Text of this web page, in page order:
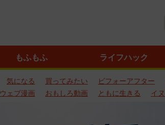
もふもふ ライフハック
気になる 買ってみたい ビフォーアフター
ウェブ漫画 おもしろ動画 ともに生きる イヌ